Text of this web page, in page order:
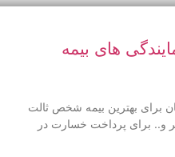
های بیمه
برای بهترین بیمه شخص ثالت
و.. برای پرداخت خسارت در